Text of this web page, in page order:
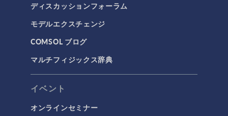
ディスカッションフォーラム
モデルエクスチェンジ
COMSOL ブログ
マルチフィジックス辞典
イベント
オンラインセミナー